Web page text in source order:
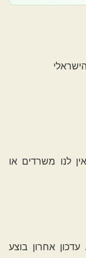
לנו משרדים או
אחרון בוצע